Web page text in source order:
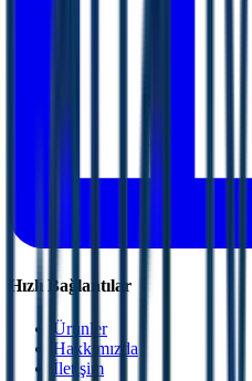
Hızlı Bağlantılar
Ürünler
Hakkımızda
İletişim